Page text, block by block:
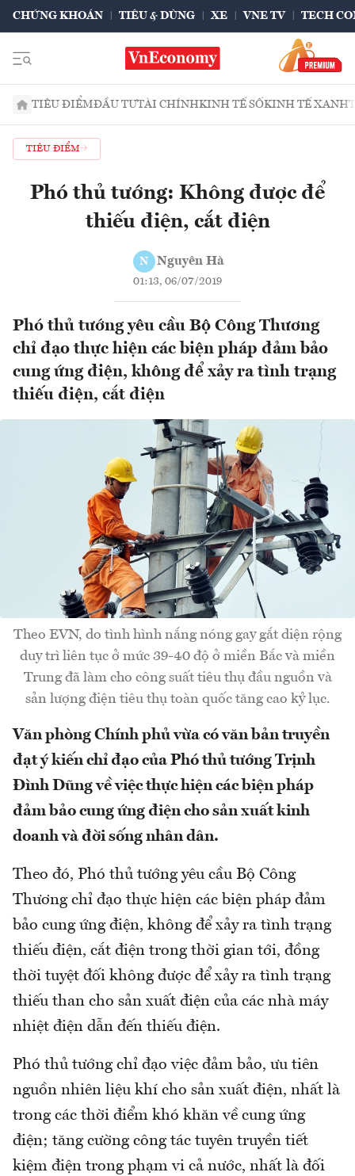
CHỨNG KHOÁN TIÊU & DÙNG XE VNE TV TECH
TIÊU ĐIỂMĐẦU TƯTÀI CHÍNHKINH TẾ SỐKINH TẾ XANH
TIÊU ĐIỂM
Phó thủ tướng: Không được để
thiếu điện, cắt điện
N Nguyên Hà
01:13, 06/07/2019
Phó thủ tướng yêu cầu Bộ Công Thương
chỉ đạo thực hiện các biện pháp đảm bảo
cung ứng điện, không để xảy ra tình trạng
thiếu điện, cắt điện
Theo EVN, do tình hình nắng nóng gay gắt diện rộng
duy trì liên tục ở mức 39-40 độ ở miền Bắc và miền
Trung đã làm cho công suất tiêu thụ đầu nguồn và
sản lượng điện tiêu thụ toàn quốc tăng cao kỷ lục.
Văn phòng Chính phủ vừa có văn bản truyền
đạt ý kiến chỉ đạo của Phó thủ tướng Trịnh
Đình Dũng về việc thực hiện các biện pháp
đảm bảo cung ứng điện cho sản xuất kinh
doanh và đời sống nhân dân.
Theo đó, Phó thủ tướng yêu cầu Bộ Công
Thương chỉ đạo thực hiện các biện pháp đảm
bảo cung ứng điện, không để xảy ra tình trạng
thiếu điện, cắt điện trong thời gian tới, đồng
thời tuyệt đối không được để xảy ra tình trạng
thiếu than cho sản xuất điện của các nhà máy
nhiệt điện dẫn đến thiếu điện.
Phó thủ tướng chỉ đạo việc đảm bảo, ưu tiên
nguồn nhiên liệu khí cho sản xuất điện, nhất là
trong các thời điểm khó khăn về cung ứng
điện; tăng cường công tác tuyên truyền tiết
kiệm điện trong phạm vi cả nước, nhất là đối